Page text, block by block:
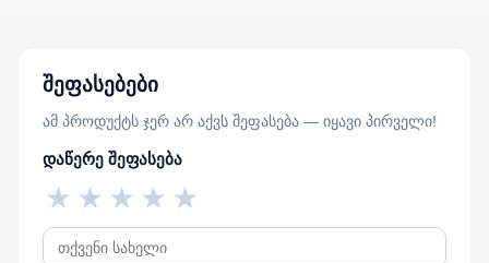
შეფასებები
ამ პროდუქტს ჯერ არ აქვს შეფასება — იყავი პირველი!
დაწერე შეფასება
★
★
★
★
★